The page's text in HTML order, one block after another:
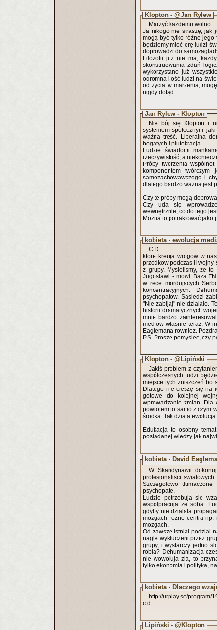
Klopton - @Jan Rylew
Marzyć każdemu wolno.
Ja nikogo nie straszę, jak
mogą być tylko różne jego
będziemy mieć erę ludzi
doprowadzi do
Filozofii już nie ma,
skonstruowania zdań
wykorzystano już
ogromna ilość ludzi na
od życia w marzenia,
nigdy dotąd.
Jan Rylew - Klopton
Nie bój się Klopton i
systemem społecznym
ważna treść. Liberalna
bogatych i plutokracja.
Ludzie świadomi
rzeczywistość, a
Próby tworzenia
komponentem
samozachowawczego i
dlatego bardzo ważna jest
Czy te próby mogą
Czy uda się
wewnętrznie, co do tego
Można to potraktować jako
kobieta - ewolucja
C.D.
ktore kreuja wrogow w
przodkow podczas II wojny
z grupy. Myslelismy, ze
Jugoslawii - mowi. Baza
w rece mordujacych
koncentracyjnych.
psychopatow. Sasiedzi
"Nie zabijaj" nie dzialalo.
historii dramatycznych
mnie bardzo
mediow wlasnie teraz. W
Eaglemana rowniez.
P.S. Prosze pomyslec, czy
Klopton - @Lipiński
Jakiś problem z
współczesnych ludzi
miejsce tych zniszczeń bo
Dlatego nie cieszę się na
gotowe do kolejnej
wprowadzanie zmian. Dla
powrotem to samo z czym
środka. Tak działa
Edukacja to osobny
posiadanej wiedzy jak
kobieta - David
W Skandynawii
profesionalisci
Szczegolowo
psychopate.
Ludzie potrzebuja sie
wspolpracuja ze soba.
gdyby nie dzialala
mozgach rozne centra
mozgach.
Od zawsze istnial podzial
nagle wykluczeni przez
grupy, i wystarczy jedno
robia? Dehumanizacja
nie wowoluja zla, to
tylko ekonomia i polityka,
kobieta - Dlaczego
http://urplay.se/program/
c.d.
Lipiński - @Klopton